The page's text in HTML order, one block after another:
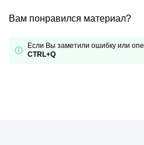
Вам понравился материал?
Если Вы заметили ошибку или
CTRL+Q